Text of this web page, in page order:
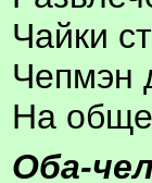
Чайки
Чепмэн
На
Оба-